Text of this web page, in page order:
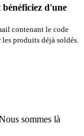
bénéficiez d'une
contenant le code
produits déjà soldés.
sommes là